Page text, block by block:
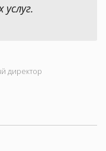
директор